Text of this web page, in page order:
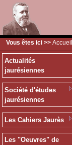
Vous êtes ici >> Accueil
Actualités
jaurésiennes
Société d'études
jaurésiennes
Les Cahiers Jaurès
Les "Oeuvres" de